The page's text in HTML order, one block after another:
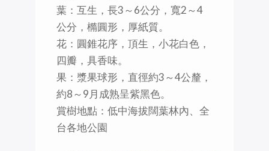
葉：互生，長3～6公分，寬2～4
公分，橢圓形，厚紙質。
花：圓錐花序，頂生，小花白色，
四瓣，具香味。
果：漿果球形，直徑約3～4公釐，
約8～9月成熟呈紫黑色。
賞樹地點：低中海拔闊葉林內、全
台各地公園